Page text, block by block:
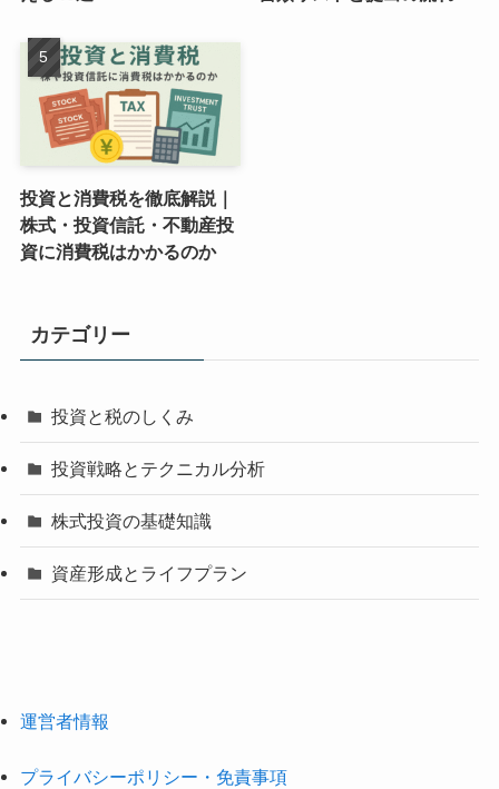
投資と消費税を徹底解説｜
株式・投資信託・不動産投
資に消費税はかかるのか
カテゴリー
投資と税のしくみ
投資戦略とテクニカル分析
株式投資の基礎知識
資産形成とライフプラン
運営者情報
プライバシーポリシー・免責事項